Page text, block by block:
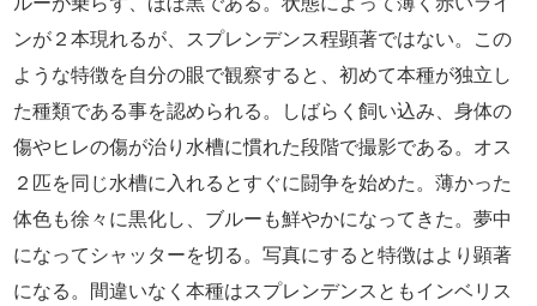
ンが２本現れるが、スプレンデンス程顕著ではない。この
ような特徴を自分の眼で観察すると、初めて本種が独立し
た種類である事を認められる。しばらく飼い込み、身体の
傷やヒレの傷が治り水槽に慣れた段階で撮影である。オス
２匹を同じ水槽に入れるとすぐに闘争を始めた。薄かった
体色も徐々に黒化し、ブルーも鮮やかになってきた。夢中
になってシャッターを切る。写真にすると特徴はより顕著
になる。間違いなく本種はスプレンデンスともインベリス